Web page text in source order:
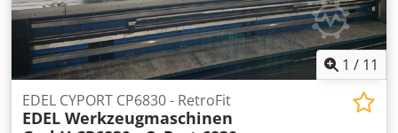
1 / 11
EDEL CYPORT CP6830 - RetroFit
EDEL Werkzeugmaschinen